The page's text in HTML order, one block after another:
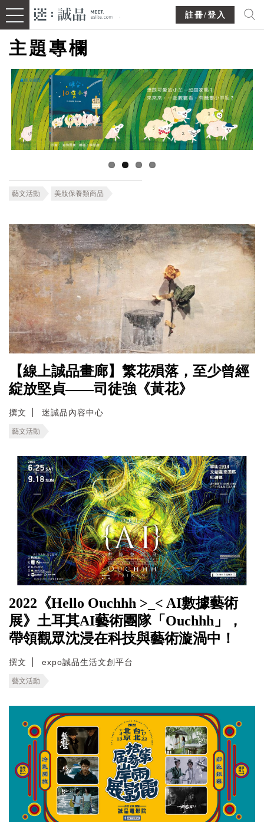
註冊/登入
主題專欄
藝文活動 美妝保養類商品
【線上誠品畫廊】繁花殞落，至少曾經
綻放堅貞——司徒強《黃花》
撰文 迷誠品內容中心
藝文活動
2022《Hello Ouchhh >_< AI數據藝術
展》土耳其AI藝術團隊「Ouchhh」，
帶領觀眾沈浸在科技與藝術漩渦中！
撰文 expo誠品生活文創平台
藝文活動